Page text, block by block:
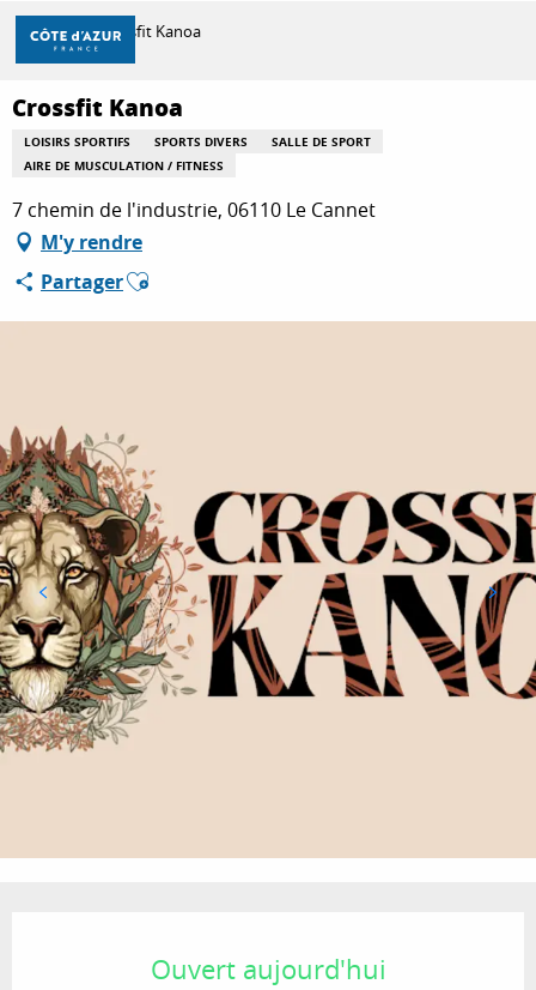
Aller
contenu
principal
DÉCOUVRIR
À FAIRE
SÉJOURNER
Accueil Crossfit Kanoa
Crossfit Kanoa
LOISIRS SPORTIFS SPORTS DIVERS
SALLE DE SPORT
AIRE DE MUSCULATION / FITNESS
7 chemin de l'industrie, 06110 Le Cannet
M'y rendre
PartagerAjouter aux favoris
Ouvert aujourd'hui